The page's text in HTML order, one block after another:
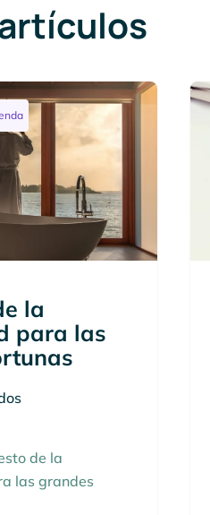
la
para las
de la
las grandes